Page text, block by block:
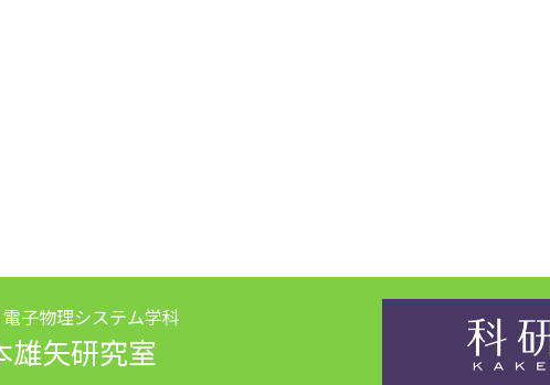
子物理システム学科
雄矢研究室